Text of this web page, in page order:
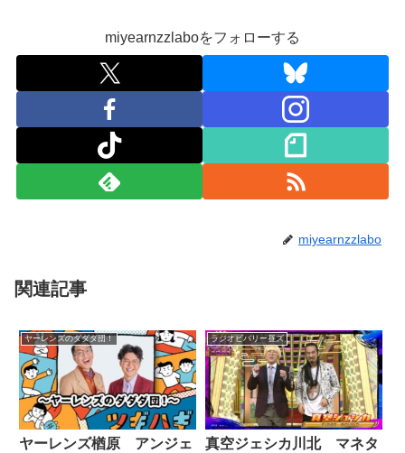
miyearnzzlaboをフォローする
miyearnzzlabo
関連記事
ヤーレンズのダダダ団！
ヤーレンズ楢原 アンジェ
ラジオビバリー昼ズ
真空ジェシカ川北 マネタ